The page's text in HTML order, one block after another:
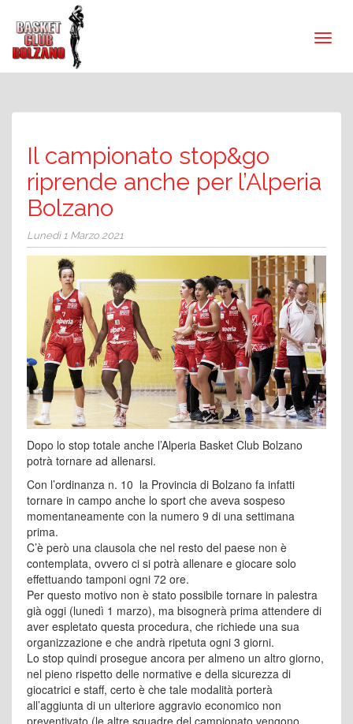
Il campionato stop&go
riprende anche per l’Alperia
Bolzano
Lunedì 1 Marzo 2021
Dopo lo stop totale anche l’Alperia Basket Club Bolzano
potrà tornare ad allenarsi.
Con l’ordinanza n. 10 la Provincia di Bolzano fa infatti
tornare in campo anche lo sport che aveva sospeso
momentaneamente con la numero 9 di una settimana
prima.
C’è però una clausola che nel resto del paese non è
contemplata, ovvero ci si potrà allenare e giocare solo
effettuando tamponi ogni 72 ore.
Per questo motivo non è stato possibile tornare in palestra
già oggi (lunedì 1 marzo), ma bisognerà prima attendere di
aver espletato questa procedura, che richiede una sua
organizzazione e che andrà ripetuta ogni 3 giorni.
Lo stop quindi prosegue ancora per almeno un altro giorno,
nel pieno rispetto delle normative e della sicurezza di
giocatrici e staff, certo è che tale modalità porterà
all’aggiunta di un ulteriore aggravio economico non
preventivato (le altre squadre del campionato vengono